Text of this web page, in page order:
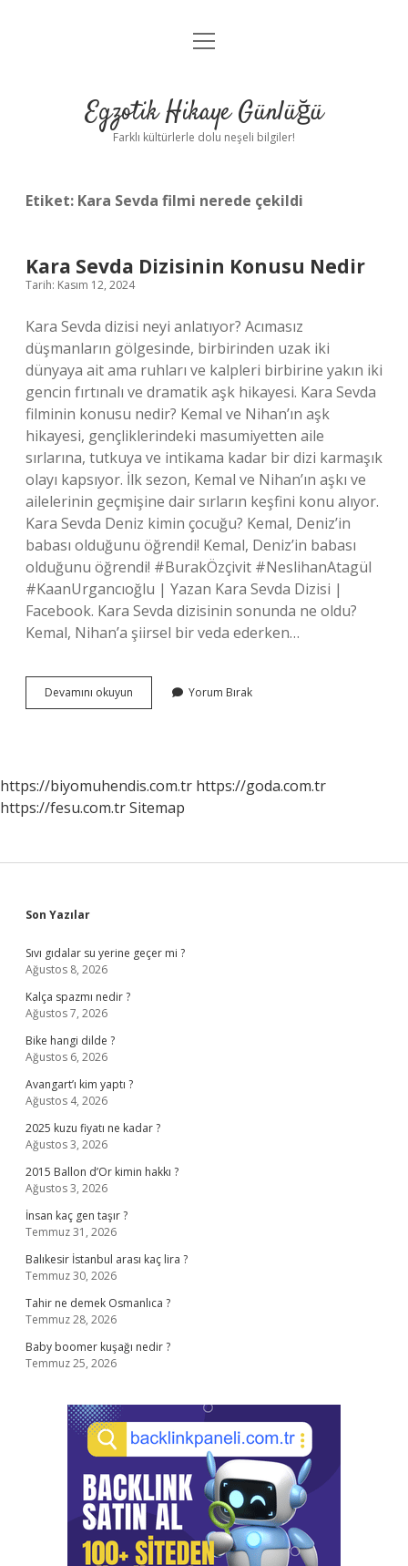
Anasayfa
Yasal Uyarı
menüyü
Egzotik Hikaye Günlüğü
Farklı kültürlerle dolu neşeli bilgiler!
Etiket: Kara Sevda filmi nerede çekildi
Kara Sevda Dizisinin Konusu Nedir
Tarih: Kasım 12, 2024
Kara Sevda dizisi neyi anlatıyor? Acımasız
düşmanların gölgesinde, birbirinden uzak iki
dünyaya ait ama ruhları ve kalpleri birbirine yakın iki
gencin fırtınalı ve dramatik aşk hikayesi. Kara Sevda
filminin konusu nedir? Kemal ve Nihan’ın aşk
hikayesi, gençliklerindeki masumiyetten aile
sırlarına, tutkuya ve intikama kadar bir dizi karmaşık
olayı kapsıyor. İlk sezon, Kemal ve Nihan’ın aşkı ve
ailelerinin geçmişine dair sırların keşfini konu alıyor.
Kara Sevda Deniz kimin çocuğu? Kemal, Deniz’in
babası olduğunu öğrendi! Kemal, Deniz’in babası
olduğunu öğrendi! #BurakÖzçivit #NeslihanAtagül
#KaanUrgancıoğlu | Yazan Kara Sevda Dizisi |
Facebook. Kara Sevda dizisinin sonunda ne oldu?
Kemal, Nihan’a şiirsel bir veda ederken…
Devamını okuyun
Sevda
Yorum Bırak
https://biyomuhendis.com.tr https://goda.com.tr
https://fesu.com.trSitemap
Sidebar
Son Yazılar
Sıvı gıdalar su yerine geçer mi ?
Ağustos 8, 2026
Kalça spazmı nedir ?
Ağustos 7, 2026
Bike hangi dilde ?
Ağustos 6, 2026
Avangart’ı kim yaptı ?
Ağustos 4, 2026
2025 kuzu fiyatı ne kadar ?
Ağustos 3, 2026
2015 Ballon d’Or kimin hakkı ?
Ağustos 3, 2026
İnsan kaç gen taşır ?
Temmuz 31, 2026
Balıkesir İstanbul arası kaç lira ?
Temmuz 30, 2026
Tahir ne demek Osmanlıca ?
Temmuz 28, 2026
Baby boomer kuşağı nedir ?
Temmuz 25, 2026